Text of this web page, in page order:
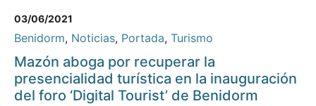
03/06/2021
Benidorm, Noticias, Portada, Turismo
Mazón aboga por recuperar la
presencialidad turística en la inauguración
del foro ‘Digital Tourist’ de Benidorm